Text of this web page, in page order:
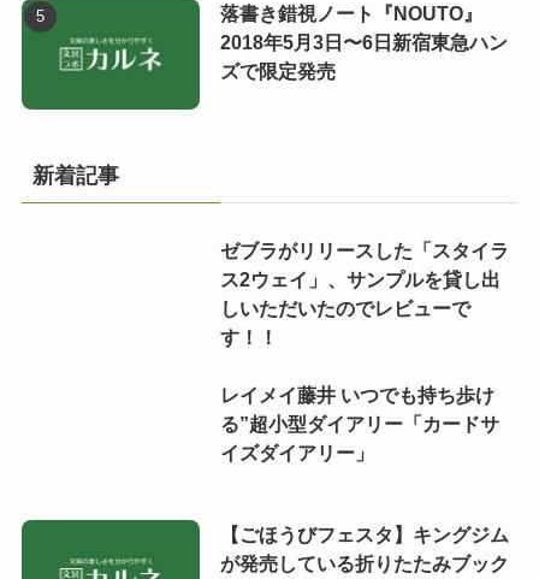
落書き錯視ノート『NOUTO』
2018年5月3日〜6日新宿東急ハン
ズで限定発売
新着記事
ゼブラがリリースした「スタイラ
ス2ウェイ」、サンプルを貸し出
しいただいたのでレビューで
す！！
レイメイ藤井 いつでも持ち歩け
る”超小型ダイアリー「カードサ
イズダイアリー」
【ごほうびフェスタ】キングジム
が発売している折りたたみブック